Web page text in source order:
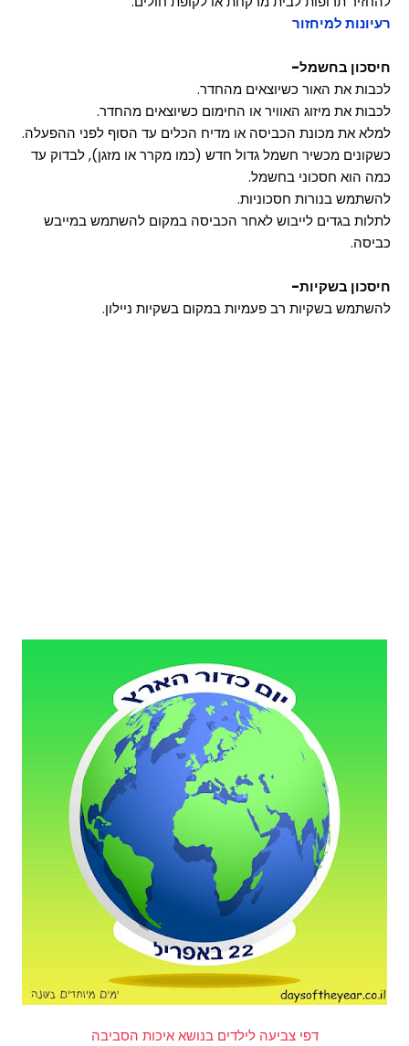
רעיונות למיחזור
חיסכון בחשמל-
לכבות את האור כשיוצאים מהחדר.
לכבות את מיזוג האוויר או החימום כשיוצאים מהחדר.
למלא את מכונת הכביסה או מדיח הכלים עד הסוף לפני ההפעלה.
כשקונים מכשיר חשמל גדול חדש (כמו מקרר או מזגן), לבדוק עד
כמה הוא חסכוני בחשמל.
להשתמש בנורות חסכוניות.
לתלות בגדים לייבוש לאחר הכביסה במקום להשתמש במייבש
כביסה.
חיסכון בשקיות-
להשתמש בשקיות רב פעמיות במקום בשקיות ניילון.
דפי צביעה לילדים בנושא איכות הסביבה